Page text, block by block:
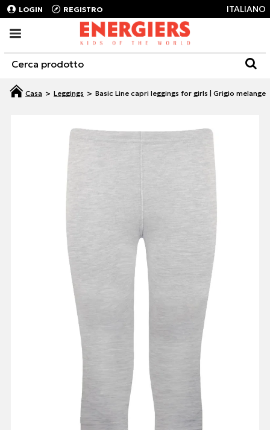
LOGIN REGISTRO ITALIANO
Leggings Basic Line capri leggings for girls | Grigio melange